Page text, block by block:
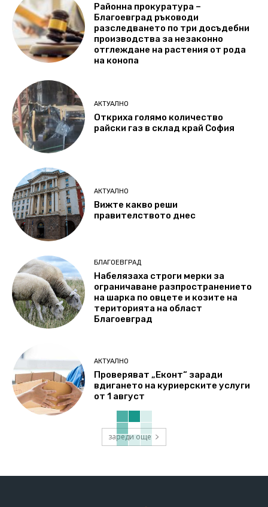
Районна прокуратура –
Благоевград ръководи
разследването по три досъдебни
производства за незаконно
отглеждане на растения от рода
на конопа
АКТУАЛНО
Откриха голямо количество
райски газ в склад край София
АКТУАЛНО
Вижте какво реши
правителството днес
БЛАГОЕВГРАД
Набелязаха строги мерки за
ограничаване разпространението
на шарка по овцете и козите на
територията на област
Благоевград
АКТУАЛНО
Проверяват „Еконт“ заради
вдигането на куриерските услуги
от 1 август
зареди още